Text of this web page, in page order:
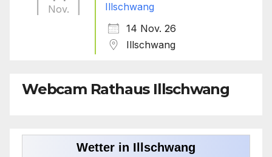
Nov.
Illschwang
14 Nov. 26
Illschwang
Webcam Rathaus Illschwang
Wetter in Illschwang